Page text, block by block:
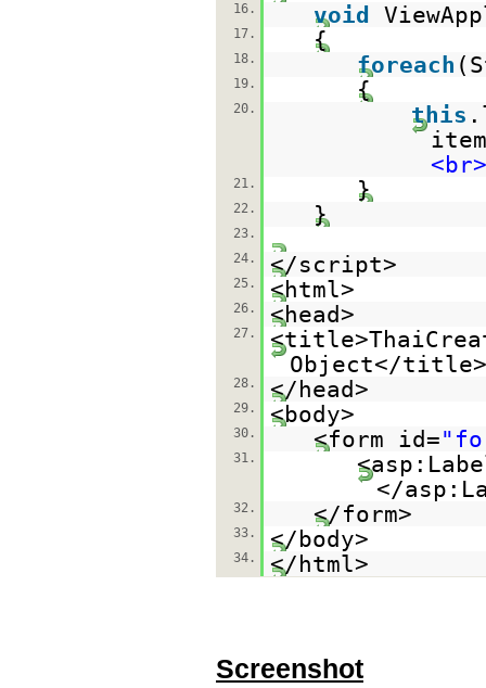
16.
void
17. {
18. foreach
19. {
20. this
21. }
22. }
23.
24.
</script>
25. <html>
26. <head>
27.
Object</title>
28. </head>
29. <body>
30. <form id=
31.
</
32. </form>
33. </body>
34. </html>
Screenshot